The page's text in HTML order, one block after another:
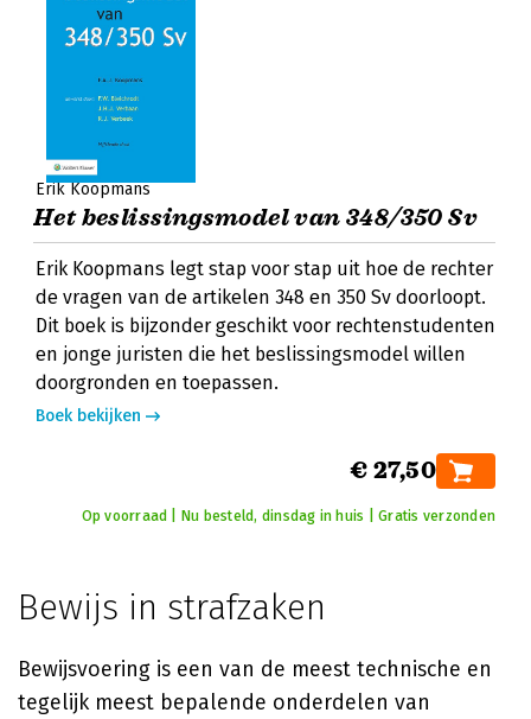
Erik Koopmans
Het beslissingsmodel van 348/350 Sv
Erik Koopmans legt stap voor stap uit hoe de rechter
de vragen van de artikelen 348 en 350 Sv doorloopt.
Dit boek is bijzonder geschikt voor rechtenstudenten
en jonge juristen die het beslissingsmodel willen
doorgronden en toepassen.
Boek bekijken
€ 27,50
Op voorraad | Nu besteld, dinsdag in huis | Gratis verzonden
Bewijs in strafzaken
Bewijsvoering is een van de meest technische en
tegelijk meest bepalende onderdelen van